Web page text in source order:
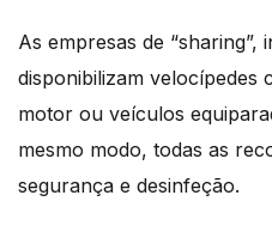
As empresas de “sharing”,
disponibilizam velocípedes
motor ou veículos
mesmo modo, todas as
segurança e desinfeção.